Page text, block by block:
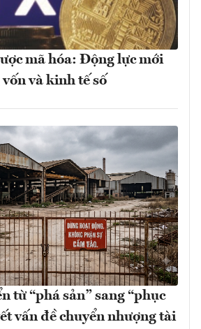
mã hóa: Động lực mới
và kinh tế số
từ “phá sản” sang “phục
vấn đề chuyển nhượng tài